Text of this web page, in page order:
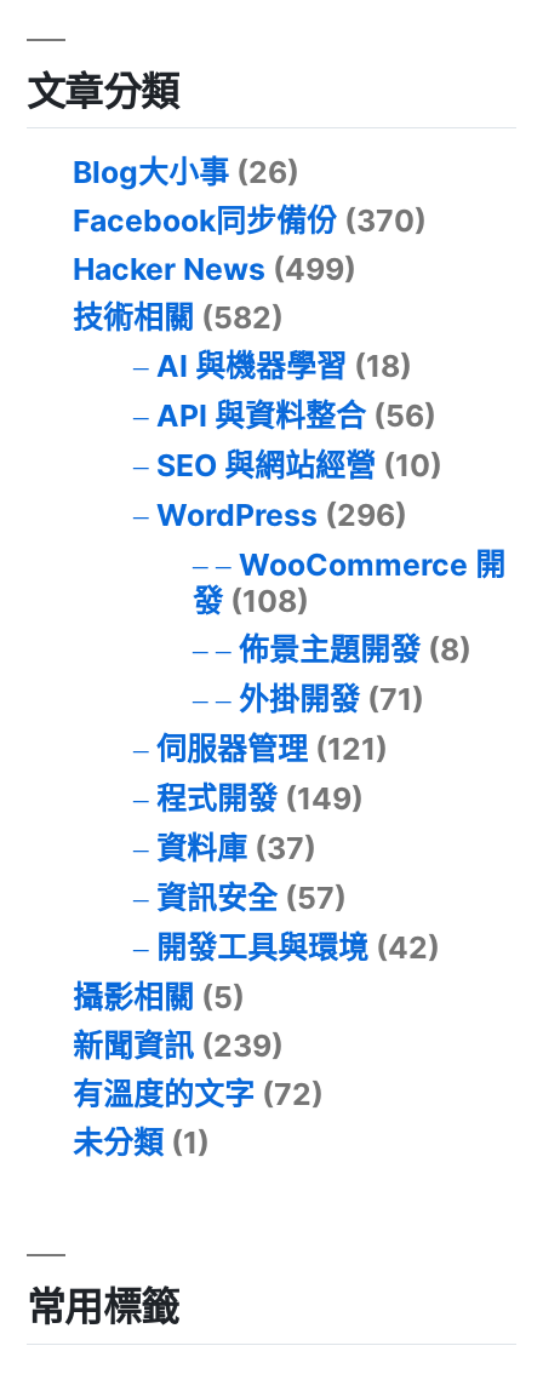
文章分類
Blog大小事 (26)
Facebook同步備份 (370)
Hacker News (499)
技術相關 (582)
AI 與機器學習 (18)
API 與資料整合(56)
SEO 與網站經營 (10)
WordPress (296)
WooCommerce 開
發(108)
佈景主題開發(8)
外掛開發(71)
伺服器管理(121)
程式開發(149)
資料庫(37)
資訊安全(57)
開發工具與環境(42)
攝影相關 (5)
新聞資訊 (239)
有溫度的文字 (72)
未分類 (1)
常用標籤